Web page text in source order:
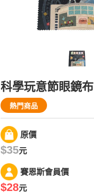
科學玩意節眼鏡布
熱門商品
原價
$35元
賽恩斯會員價
$28元